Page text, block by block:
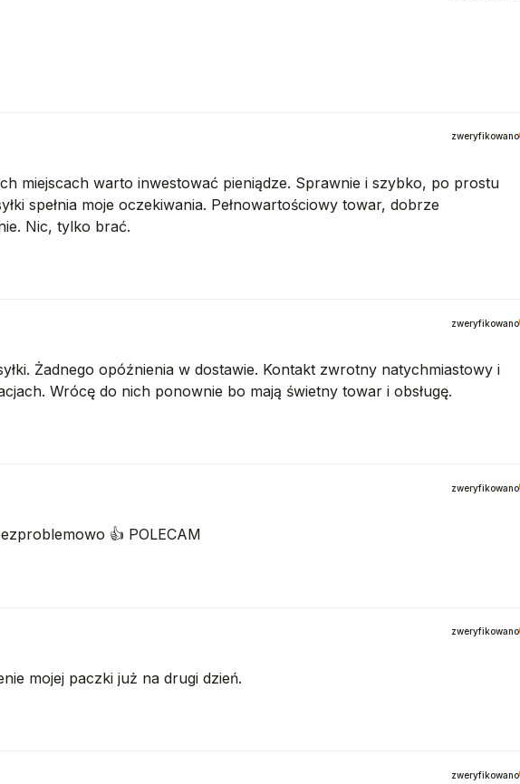
zweryfikowano
miejscach warto inwestować pieniądze. Sprawnie i szybko, po prostu
spełnia moje oczekiwania. Pełnowartościowy towar, dobrze
Nic, tylko brać.
zweryfikowano
Żadnego opóźnienia w dostawie. Kontakt zwrotny natychmiastowy i
Wrócę do nich ponownie bo mają świetny towar i obsługę.
zweryfikowano
👍️ POLECAM
zweryfikowano
mojej paczki już na drugi dzień.
zweryfikowano